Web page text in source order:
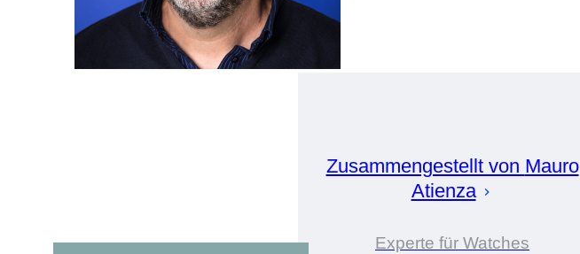
Zusammengestellt von Mauro
Atienza
Experte für Watches